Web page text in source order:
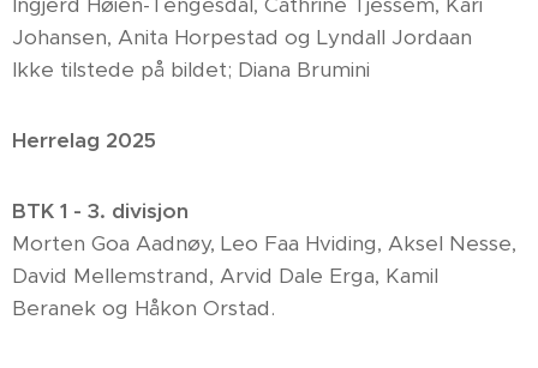
Johansen, Anita Horpestad og Lyndall Jordaan
Ikke tilstede på bildet; Diana Brumini
Herrelag 2025
BTK 1 - 3. divisjon
Morten Goa Aadnøy, Leo Faa Hviding, Aksel Nesse,
David Mellemstrand, Arvid Dale Erga, Kamil
Beranek og Håkon Orstad.